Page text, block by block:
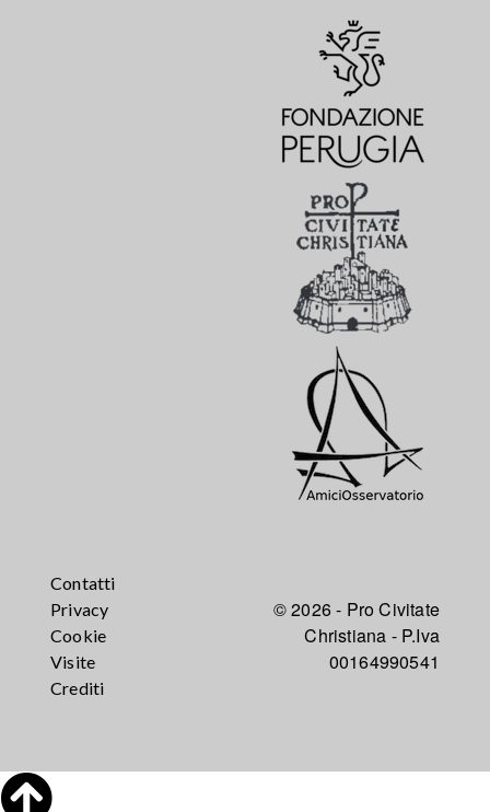
Contatti
Privacy
Cookie
Visite
Crediti
© 2026 - Pro Civitate
Christiana - P.Iva
00164990541